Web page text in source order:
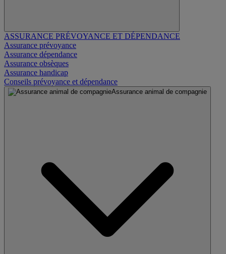
ASSURANCE PRÉVOYANCE ET DÉPENDANCE
Assurance prévoyance
Assurance dépendance
Assurance obsèques
Assurance handicap
Conseils prévoyance et dépendance
Assurance animal de compagnie